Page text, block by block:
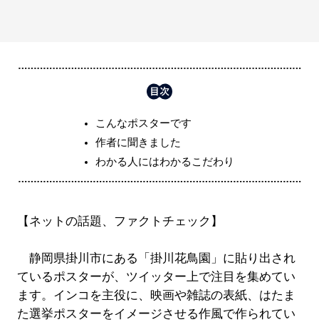
こんなポスターです
作者に聞きました
わかる人にはわかるこだわり
【ネットの話題、ファクトチェック】
静岡県掛川市にある「掛川花鳥園」に貼り出され
ているポスターが、ツイッター上で注目を集めてい
ます。インコを主役に、映画や雑誌の表紙、はたま
た選挙ポスターをイメージさせる作風で作られてい